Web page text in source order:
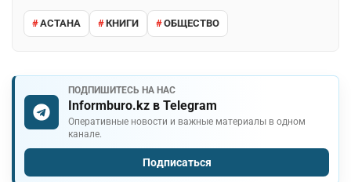
АСТАНА КНИГИ ОБЩЕСТВО
ПОДПИШИТЕСЬ НА НАС
Informburo.kz в Telegram
Оперативные новости и важные материалы в одном
канале.
Подписаться